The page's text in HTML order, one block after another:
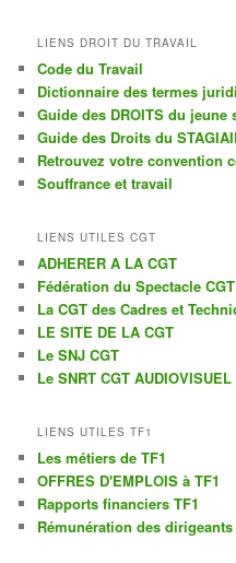
h
r
c
h
e
LIENS DROIT DU TRAVAIL
Code du Travail
Dictionnaire des termes
Guide des DROITS du jeune
Guide des Droits du
Retrouvez votre convention
Souffrance et travail
LIENS UTILES CGT
ADHERER A LA CGT
Fédération du Spectacle CGT
La CGT des Cadres et
LE SITE DE LA CGT
Le SNJ CGT
Le SNRT CGT AUDIOVISUEL
LIENS UTILES TF1
Les métiers de TF1
OFFRES D'EMPLOIS à TF1
Rapports financiers TF1
Rémunération des dirigeants